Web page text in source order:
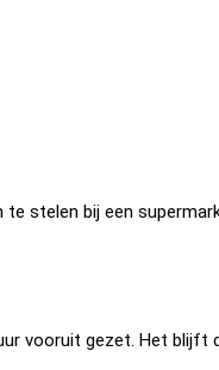
te stelen bij een
vooruit gezet. Het blijft